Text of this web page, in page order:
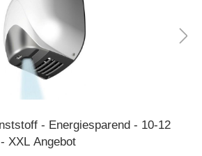
- Energiesparend - 10-12
XXL Angebot